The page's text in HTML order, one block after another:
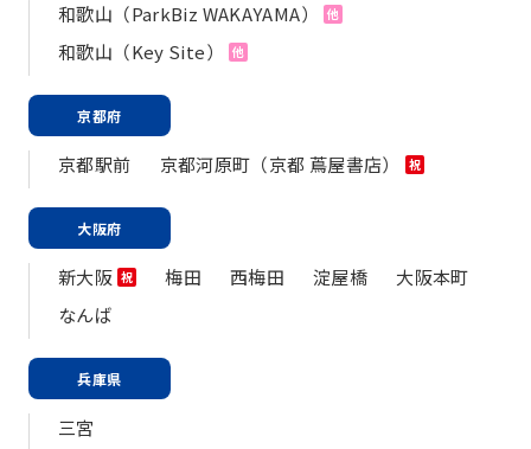
和歌山（ParkBiz WAKAYAMA） 他
和歌山（Key Site） 他
京都府
京都駅前 京都河原町（京都 蔦屋書店） 祝
大阪府
新大阪 祝 梅田 西梅田 淀屋橋
大阪本町
なんば
兵庫県
三宮